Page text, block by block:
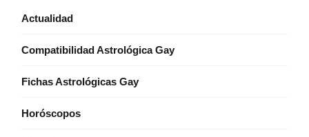
Actualidad
Compatibilidad Astrológica Gay
Fichas Astrológicas Gay
Horóscopos